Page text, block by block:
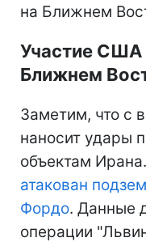
на Ближнем
Участие США
Ближнем
Заметим, что с
наносит удары
объектам
атакован
Фордо. Данные
операции